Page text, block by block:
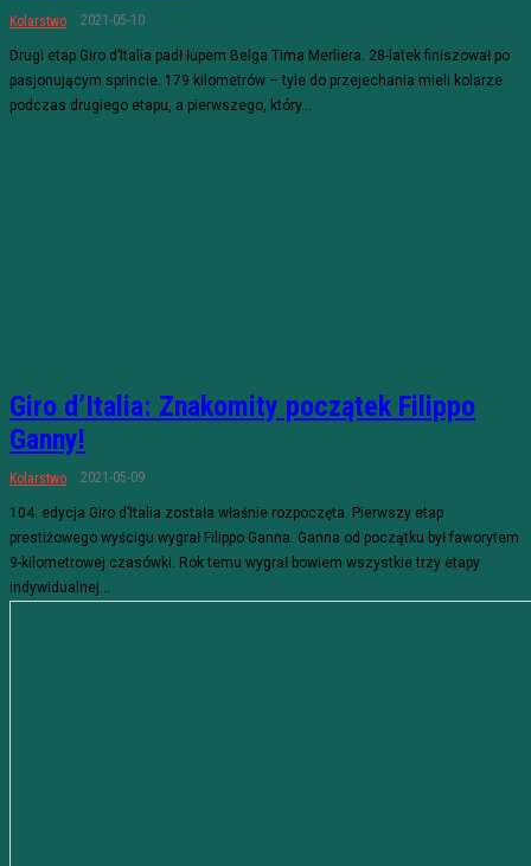
Kolarstwo 2021-05-10
Drugi etap Giro d’Italia padł łupem Belga Tima Merliera. 28-latek finiszował po
pasjonującym sprincie. 179 kilometrów – tyle do przejechania mieli kolarze
podczas drugiego etapu, a pierwszego, który...
Giro d’Italia: Znakomity początek Filippo
Ganny!
Kolarstwo 2021-05-09
104. edycja Giro d’Italia została właśnie rozpoczęta. Pierwszy etap
prestiżowego wyścigu wygrał Filippo Ganna. Ganna od początku był faworytem
9-kilometrowej czasówki. Rok temu wygrał bowiem wszystkie trzy etapy
indywidualnej...